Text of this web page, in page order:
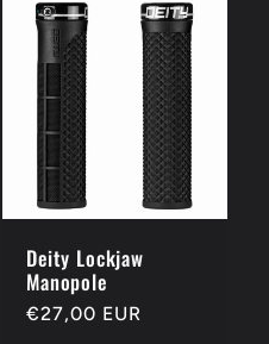
Deity Lockjaw
Manopole
Prezzo
€27,00 EUR